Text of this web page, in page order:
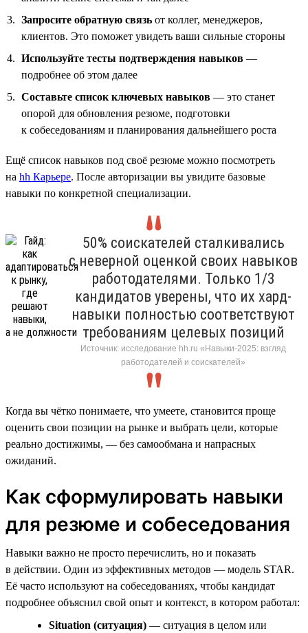
Запросите обратную связь от коллег, менеджеров,
клиентов. Это поможет увидеть ваши сильные стороны
Используйте тесты подтверждения навыков —
подробнее об этом далее
Составьте список ключевых навыков — это станет
опорой для обновления резюме, подготовки
к собеседованиям и планирования дальнейшего роста
Ещё список навыков под своё резюме можно посмотреть
на hh Карьере. После авторизации вы увидите базовые
навыки по конкретной специализации.
50% соискателей сталкивались
с неверной оценкой своих навыков
работодателями. Только 1/3
кандидатов уверены, что их хард-
навыки полностью соответствуют
требованиям целевых позиций
Источник: исследование hh.ru «Навыки-2025: взгляд
работодателей и соискателей»
Когда вы чётко понимаете, что умеете, становится проще
оценить свои позиции на рынке и выбрать цели, которые
реально достижимы, — без самообмана и напрасных
ожиданий.
Как сформулировать навыки
для резюме и собеседования
Навыки важно не просто перечислить, но и показать
в действии. Один из эффективных методов — модель STAR.
Её часто используют на собеседованиях, чтобы кандидат
подробнее объяснил свой опыт и контекст, в котором работал:
Situation (ситуация) — ситуация в целом или